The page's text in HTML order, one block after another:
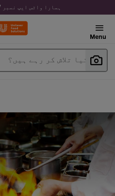
ہمارا واٹس ایپ نمبر 03092223837 ہے۔
Menu
آپ کیا تلاش کر رہے ہیں؟